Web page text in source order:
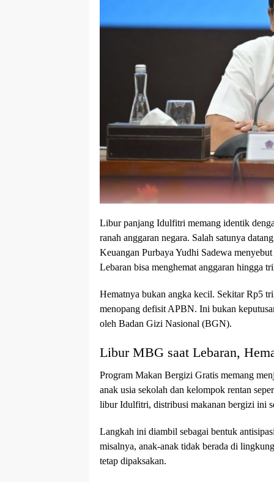
Libur panjang Idulfitri memang identik
ranah anggaran negara. Salah satunya
Keuangan Purbaya Yudhi Sadewa
Lebaran bisa menghemat anggaran hingga
Hematnya bukan angka kecil. Sekitar Rp5
menopang defisit APBN. Ini bukan
oleh Badan Gizi Nasional (BGN).
Libur MBG saat Lebaran,
Program Makan Bergizi Gratis memang
anak usia sekolah dan kelompok rentan
libur Idulfitri, distribusi makanan bergizi ini
Langkah ini diambil sebagai bentuk
misalnya, anak-anak tidak berada di
tetap dipaksakan.